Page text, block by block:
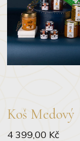
Koš Medový
4 399,00 Kč